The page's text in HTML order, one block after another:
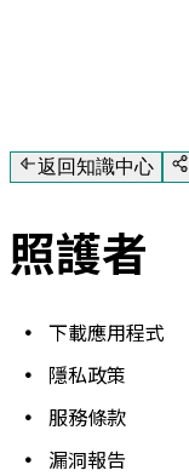
返回知識中心
照護者
下載應用程式
隱私政策
服務條款
漏洞報告